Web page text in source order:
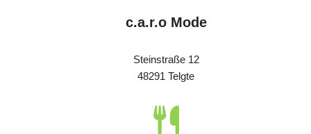
c.a.r.o Mode
Steinstraße 12
48291 Telgte